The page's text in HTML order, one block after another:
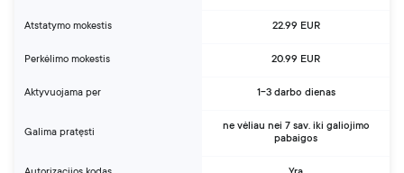
Atstatymo mokestis 22.99 EUR
Perkėlimo mokestis 20.99 EUR
Aktyvuojama per 1-3 darbo dienas
Galima pratęsti
ne vėliau nei 7 sav. iki galiojimo
pabaigos